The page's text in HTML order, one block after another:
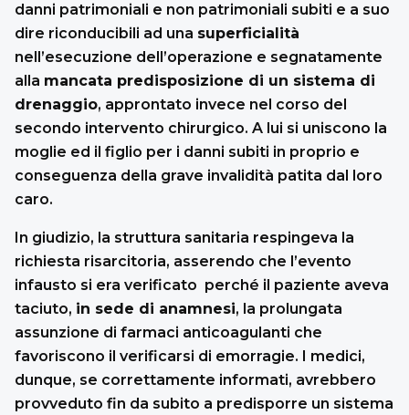
danni patrimoniali e non patrimoniali subiti e a suo
dire riconducibili ad una superficialità
nell’esecuzione dell’operazione e segnatamente
alla mancata predisposizione di un sistema di
drenaggio, approntato invece nel corso del
secondo intervento chirurgico. A lui si uniscono la
moglie ed il figlio per i danni subiti in proprio e
conseguenza della grave invalidità patita dal loro
caro.
In giudizio, la struttura sanitaria respingeva la
richiesta risarcitoria, asserendo che l’evento
infausto si era verificato perché il paziente aveva
taciuto, in sede di anamnesi, la prolungata
assunzione di farmaci anticoagulanti che
favoriscono il verificarsi di emorragie. I medici,
dunque, se correttamente informati, avrebbero
provveduto fin da subito a predisporre un sistema